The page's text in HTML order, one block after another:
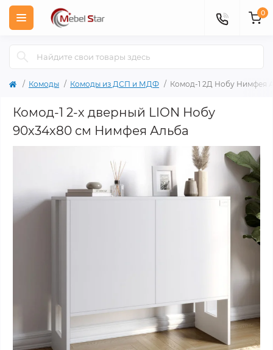
0
Комоды Комоды из ДСП и МДФ Комод-1 2Д Нобу Нимфея
Комод-1 2-х дверный LION Нобу
90х34х80 см Нимфея Альба